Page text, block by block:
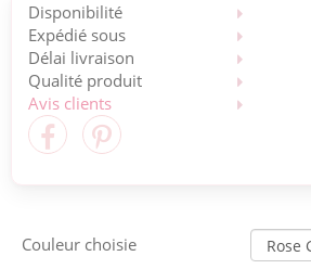
Disponibilité
Expédié sous
Délai livraison
Qualité produit
Avis clients
Couleur choisie